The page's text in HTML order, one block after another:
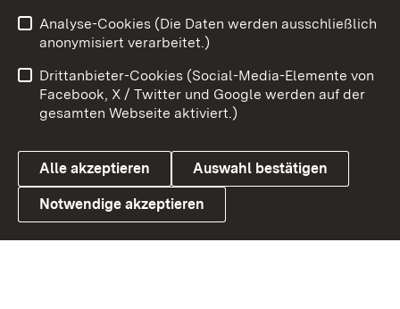
Link zum Landesportal
Benutzungshinweise
Barrierefreiheit
Datenschutz
Cookies
Analyse-Cookies (Die Daten werden ausschließlich
anonymisiert verarbeitet.)
Drittanbieter-Cookies (Social-Media-Elemente von
Facebook, X / Twitter und Google werden auf der
gesamten Webseite aktiviert.)
Alle akzeptieren Auswahl bestätigen
Notwendige akzeptieren